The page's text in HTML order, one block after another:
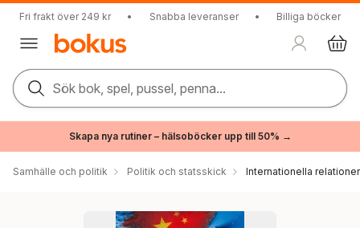
Fri frakt över 249 kr • Snabba leveranser • Billiga böcker
Sök bok, spel, pussel, penna...
Skapa nya rutiner – hälsoböcker upp till 50% →
Samhälle och politik Politik och statsskick Internationella relationer